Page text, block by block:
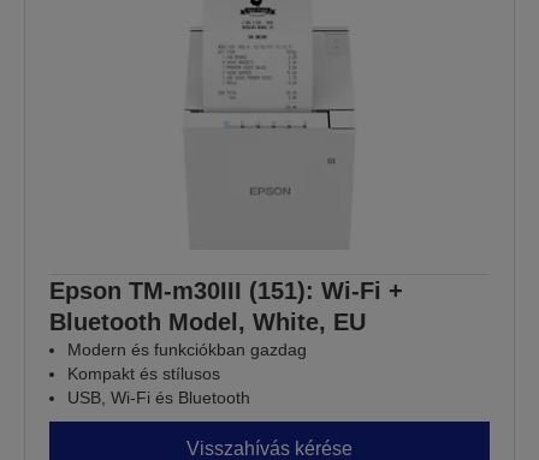
Epson TM-m30III (151): Wi-Fi +
Bluetooth Model, White, EU
Modern és funkciókban gazdag
Kompakt és stílusos
USB, Wi-Fi és Bluetooth
Visszahívás kérése